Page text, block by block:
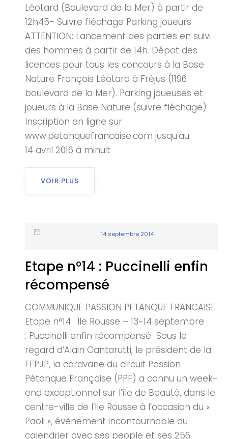
Léotard (Boulevard de la Mer) à partir de
12h45- Suivre fléchage Parking joueurs
ATTENTION: Lancement des parties en suivi
des hommes à partir de 14h. Dépot des
licences pour tous les concours à la Base
Nature François Léotard à Fréjus (1196
boulevard de la Mer). Parking joueuses et
joueurs à la Base Nature (suivre fléchage)
Inscription en ligne sur
www.petanquefrancaise.com jusqu'au
14 avril 2016 à minuit
VOIR PLUS
14 septembre 2014
Etape n°14 : Puccinelli enfin
récompensé
COMMUNIQUE PASSION PETANQUE FRANCAISE
Etape n°14 : Ile Rousse – 13-14 septembre
: Puccinelli enfin récompensé Sous le
regard d’Alain Cantarutti, le président de la
FFPJP, la caravane du circuit Passion
Pétanque Française (PPF) a connu un week-
end exceptionnel sur l’île de Beauté, dans le
centre-ville de l’Ile Rousse à l’occasion du «
Paoli », évènement incontournable du
calendrier avec ses people et ses 256